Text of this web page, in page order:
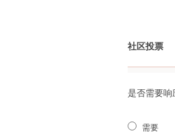
社区投票
是否需要响
需要